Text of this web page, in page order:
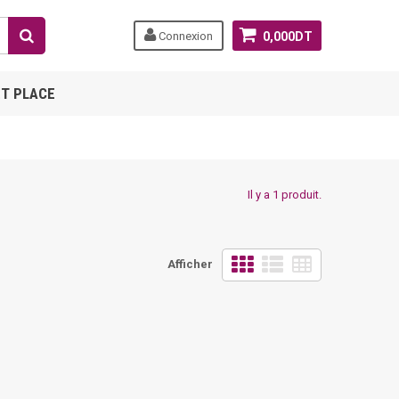
0,000DT
Connexion
PLACE
Il y a 1 produit.
Afficher